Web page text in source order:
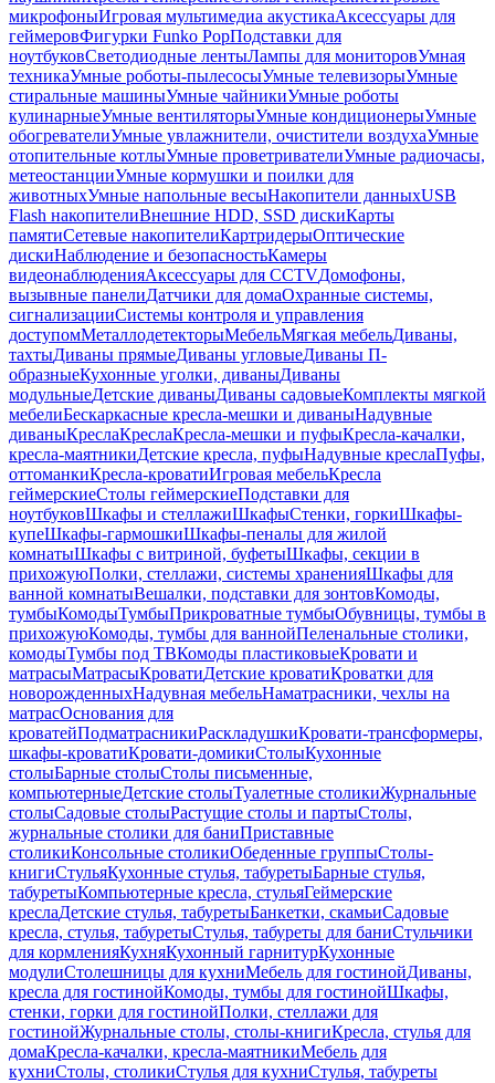
микрофоныИгровая мультимедиа акустикаАксессуары для
геймеровФигурки Funko PopПодставки для
ноутбуковСветодиодные лентыЛампы для мониторовУмная
техникаУмные роботы-пылесосыУмные телевизорыУмные
стиральные машиныУмные чайникиУмные роботы
кулинарныеУмные вентиляторыУмные кондиционерыУмные
обогревателиУмные увлажнители, очистители воздухаУмные
отопительные котлыУмные проветривателиУмные радиочасы,
метеостанцииУмные кормушки и поилки для
животныхУмные напольные весыНакопители данныхUSB
Flash накопителиВнешние HDD, SSD дискиКарты
памятиСетевые накопителиКартридерыОптические
дискиНаблюдение и безопасностьКамеры
видеонаблюденияАксессуары для CCTVДомофоны,
вызывные панелиДатчики для домаОхранные системы,
сигнализацииСистемы контроля и управления
доступомМеталлодетекторыМебельМягкая мебельДиваны,
тахтыДиваны прямыеДиваны угловыеДиваны П-
образныеКухонные уголки, диваныДиваны
модульныеДетские диваныДиваны садовыеКомплекты мягкой
мебелиБескаркасные кресла-мешки и диваныНадувные
диваныКреслаКреслаКресла-мешки и пуфыКресла-качалки,
кресла-маятникиДетские кресла, пуфыНадувные креслаПуфы,
оттоманкиКресла-кроватиИгровая мебельКресла
геймерскиеСтолы геймерскиеПодставки для
ноутбуковШкафы и стеллажиШкафыСтенки, горкиШкафы-
купеШкафы-гармошкиШкафы-пеналы для жилой
комнатыШкафы с витриной, буфетыШкафы, секции в
прихожуюПолки, стеллажи, системы храненияШкафы для
ванной комнатыВешалки, подставки для зонтовКомоды,
тумбыКомодыТумбыПрикроватные тумбыОбувницы, тумбы в
прихожуюКомоды, тумбы для ваннойПеленальные столики,
комодыТумбы под ТВКомоды пластиковыеКровати и
матрасыМатрасыКроватиДетские кроватиКроватки для
новорожденныхНадувная мебельНаматрасники, чехлы на
матрасОснования для
кроватейПодматрасникиРаскладушкиКровати-трансформеры,
шкафы-кроватиКровати-домикиСтолыКухонные
столыБарные столыСтолы письменные,
компьютерныеДетские столыТуалетные столикиЖурнальные
столыСадовые столыРастущие столы и партыСтолы,
журнальные столики для баниПриставные
столикиКонсольные столикиОбеденные группыСтолы-
книгиСтульяКухонные стулья, табуретыБарные стулья,
табуретыКомпьютерные кресла, стульяГеймерские
креслаДетские стулья, табуретыБанкетки, скамьиСадовые
кресла, стулья, табуретыСтулья, табуреты для баниСтульчики
для кормленияКухняКухонный гарнитурКухонные
модулиСтолешницы для кухниМебель для гостинойДиваны,
кресла для гостинойКомоды, тумбы для гостинойШкафы,
стенки, горки для гостинойПолки, стеллажи для
гостинойЖурнальные столы, столы-книгиКресла, стулья для
домаКресла-качалки, кресла-маятникиМебель для
кухниСтолы, столикиСтулья для кухниСтулья, табуреты